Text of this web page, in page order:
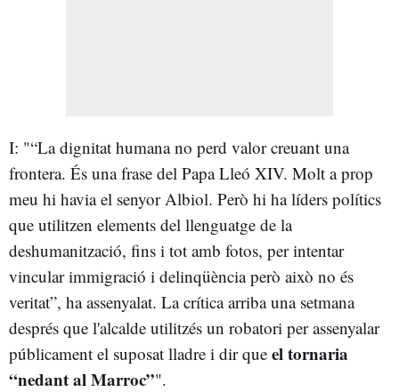
I: "“La dignitat humana no perd valor creuant una
frontera. És una frase del Papa Lleó XIV. Molt a prop
meu hi havia el senyor Albiol. Però hi ha líders polítics
que utilitzen elements del llenguatge de la
deshumanització, fins i tot amb fotos, per intentar
vincular immigració i delinqüència però això no és
veritat”, ha assenyalat. La crítica arriba una setmana
després que l'alcalde utilitzés un robatori per assenyalar
públicament el suposat lladre i dir que el tornaria
“nedant al Marroc”".